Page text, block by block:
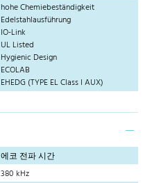
hohe Chemiebeständigkeit
Edelstahlausführung
IO-Link
UL Listed
Hygienic Design
ECOLAB
EHEDG (TYPE EL Class I AUX)
에코 전파 시간
380 kHz